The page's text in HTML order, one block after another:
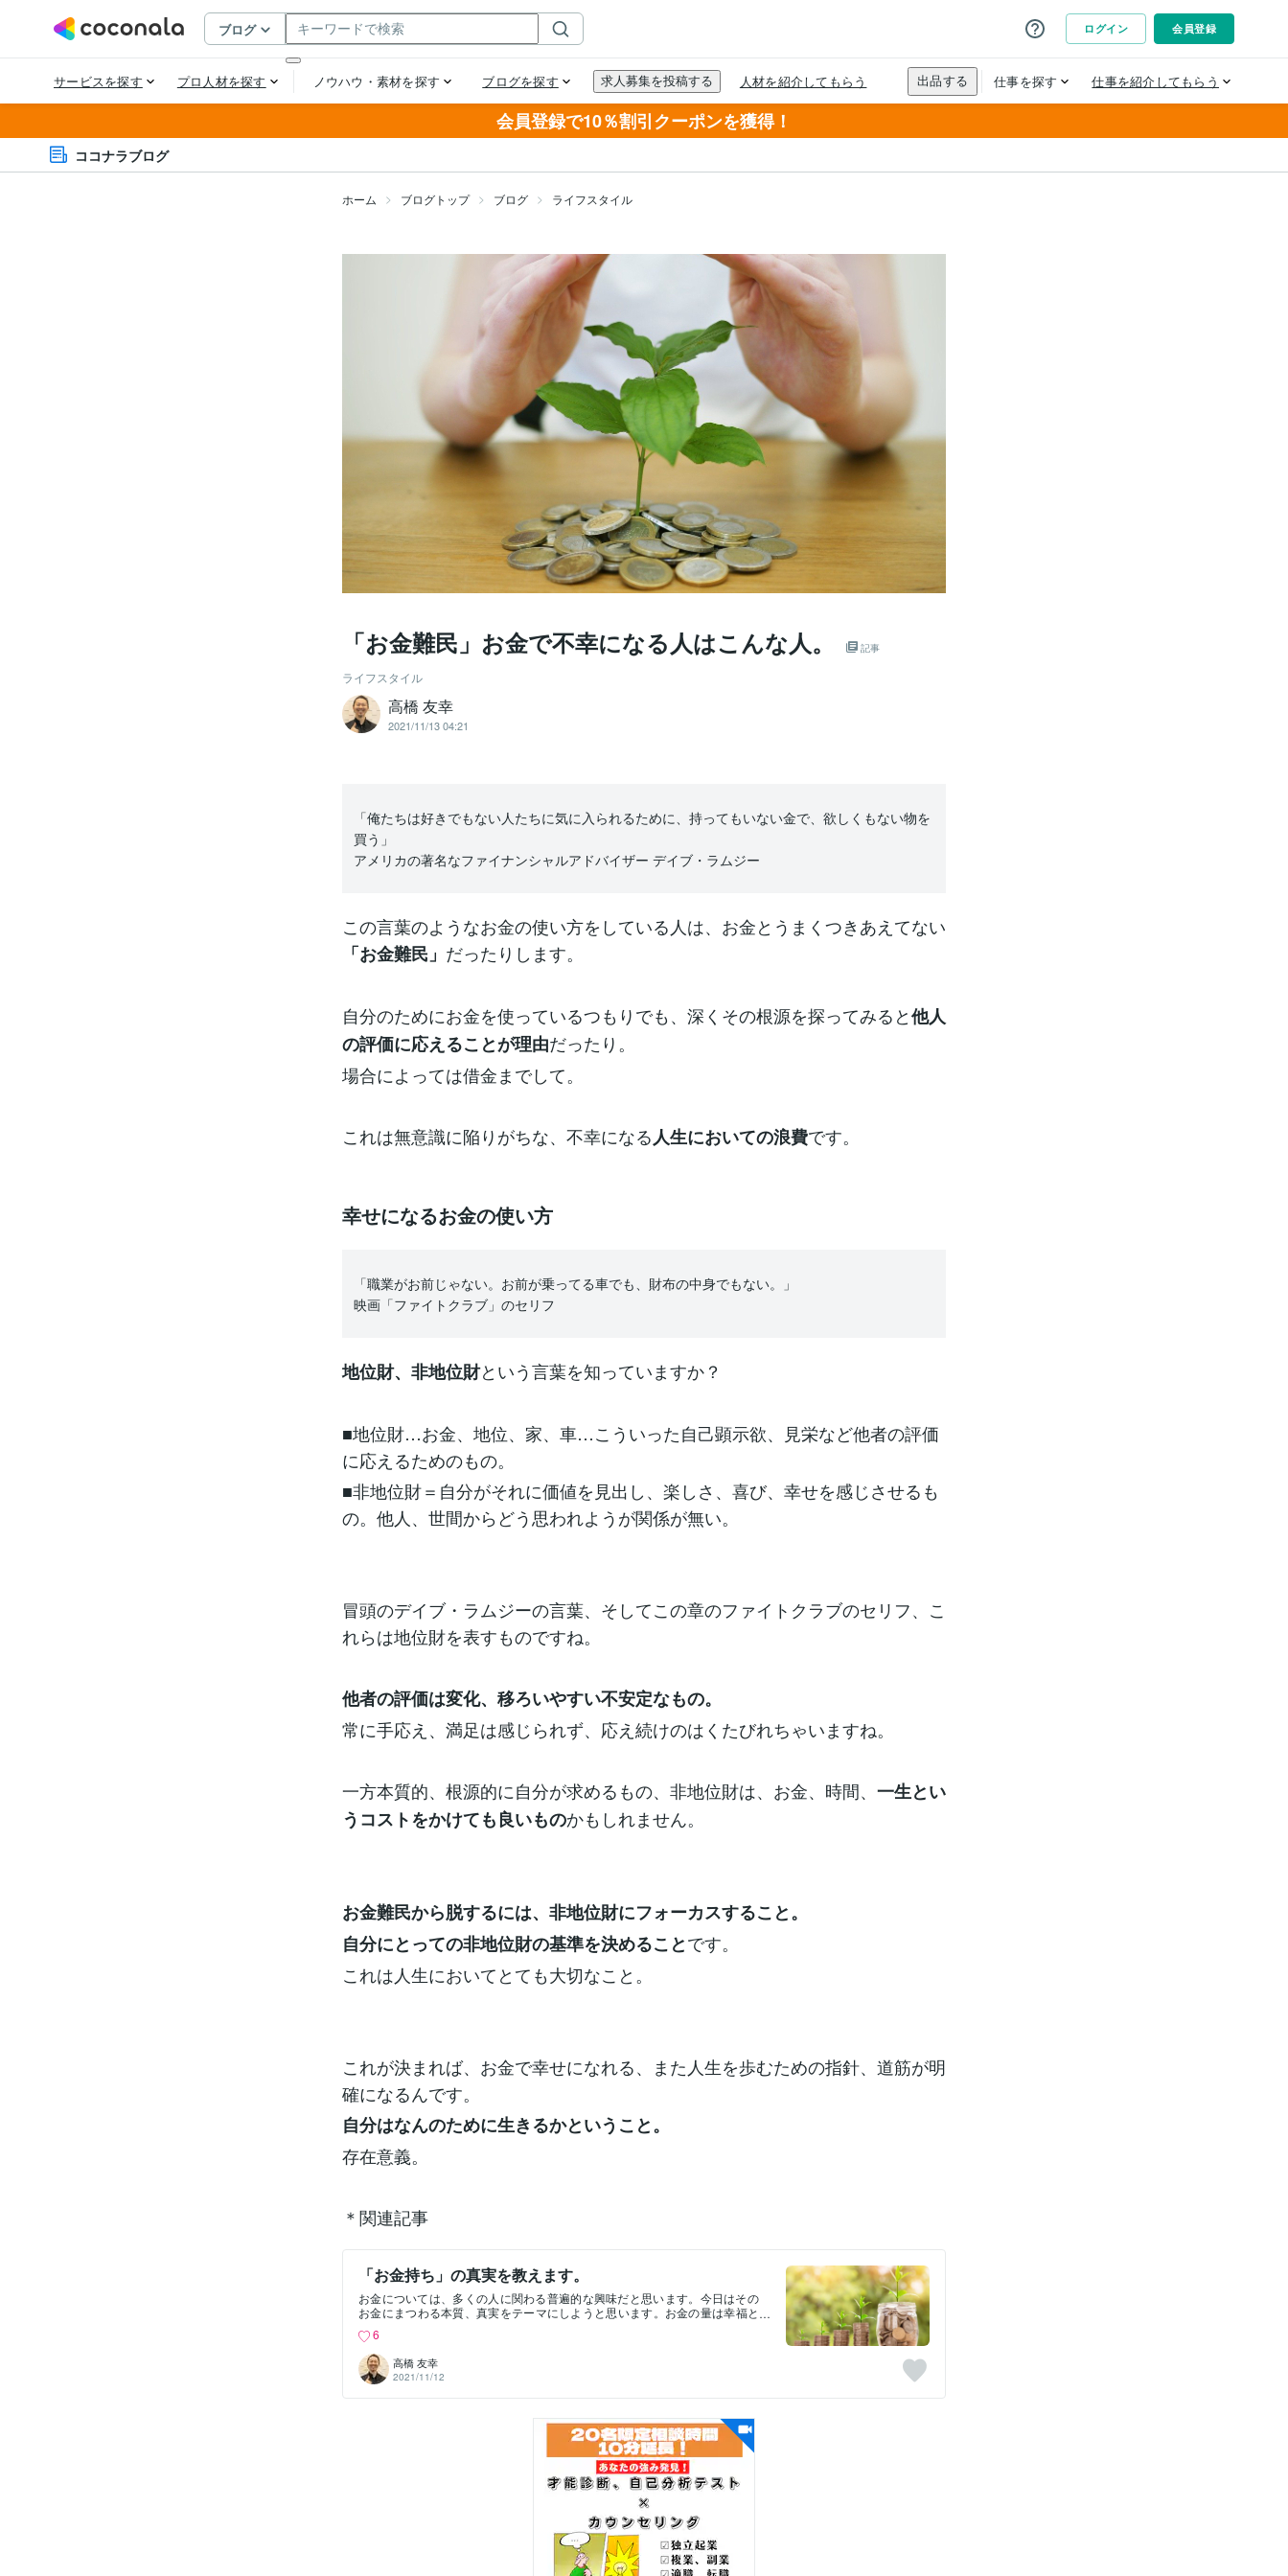
会員登録で10％割引クーポンを獲得！
ココナラブログ
ホーム ブログトップ ブログ ライフスタイル
「お金難民」お金で不幸になる人はこんな人。 記事
ライフスタイル
高橋 友幸
2021/11/13 04:21
「俺たちは好きでもない人たちに気に入られるために、持ってもいない金で、欲しくもない物を
買う」
アメリカの著名なファイナンシャルアドバイザー デイブ・ラムジー
この言葉のようなお金の使い方をしている人は、お金とうまくつきあえてない
「お金難民」 だったりします。
自分のためにお金を使っているつもりでも、深くその根源を探ってみると他人
の評価に応えることが理由だったり。
場合によっては借金までして。
これは無意識に陥りがちな、不幸になる人生においての浪費です。
幸せになるお金の使い方
「職業がお前じゃない。お前が乗ってる車でも、財布の中身でもない。」
映画「ファイトクラブ」のセリフ
地位財、非地位財という言葉を知っていますか？
■地位財…お金、地位、家、車…こういった自己顕示欲、見栄など他者の評価
に応えるためのもの。
■非地位財＝自分がそれに価値を見出し、楽しさ、喜び、幸せを感じさせるも
の。他人、世間からどう思われようが関係が無い。
冒頭のデイブ・ラムジーの言葉、そしてこの章のファイトクラブのセリフ、こ
れらは地位財を表すものですね。
他者の評価は変化、移ろいやすい不安定なもの。
常に手応え、満足は感じられず、応え続けのはくたびれちゃいますね。
一方本質的、根源的に自分が求めるもの、非地位財は、お金、時間、 一生とい
うコストをかけても良いものかもしれません。
お金難民から脱するには、非地位財にフォーカスすること。
自分にとっての非地位財の基準を決めることです。
これは人生においてとても大切なこと。
これが決まれば、お金で幸せになれる、また人生を歩むための指針、道筋が明
確になるんです。
自分はなんのために生きるかということ。
存在意義。
＊関連記事
「お金持ち」の真実を教えます。
お金については、多くの人に関わる普遍的な興味だと思います。今日はその
お金にまつわる本質、真実をテーマにしようと思います。お金の量は幸福と
こと。お金の量が増えれば幸せになれる、そう思っている方も多いことでし
ょう。お金は中立で善悪など色づけのないもので、お金の量はその人の状態
を増幅させるものというイメージです。幸せな人はお金が増えればより幸せ
に、悩みや不安を抱えるひとは、それらがよりふくらむという感じですね。
お金が自分を幸せにしてくれる、というワケではないんですよね。お金を使
生じる矛盾お金持ちになるということの最大のパラドックスは何ですか？こ
れはQuoraあった質問で、パラドックスとは矛盾のことですね。私はこう回答
しました。「「富のパラドックス」というものがあります。これは、お金が
増えるほど失う機会も増える、というものです。収入が増えるに伴い、消
費、浪費、投資と使い、失う機会も増えるものです。」これをどう考える
か？お金を流動するものと考えて、その中心となる、お金の原資となる自分
自身に投資することと思います。強み、才能といった失われないものを磨
き、育てれば、その価値に自然とお金は集まってきます。お金難民から脱す
るのは、お金の稼ぎの手段や方法じゃなくて、自分のあり方を変える事なん
だと思います。お金持ちにまつわる興味深い回答こちらもシェアさせて下さ
いね。思わずうなったQuoraでの回答。Q：お金持ちの最大の秘密はなんです
6
高橋 友幸
2021/11/12